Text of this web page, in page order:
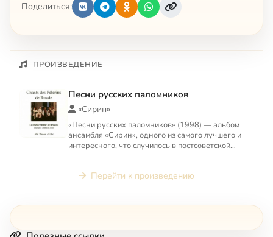
Поделиться:
ПРОИЗВЕДЕНИЕ
Песни русских паломников
«Сирин»
«Песни русских паломников» (1998) — альбом
ансамбля «Сирин», одного из самого лучшего и
интересного, что случилось в постсоветской
Перейти к произведению